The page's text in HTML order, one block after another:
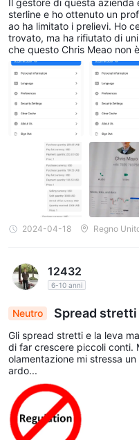
Il gestore di questa azienda
sterline e ho ottenuto un
ao ha limitato i prelievi. Ho
trovato, ma ha rifiutato di
che questo Chris Meao non
2024-04-18 Regno
12432
6-10 anni
Neutro Spread stretti
Gli spread stretti e la leva
di far crescere piccoli conti.
olamentazione mi stressa
ardo...